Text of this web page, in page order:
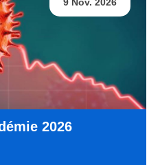
9 Nov. 2026
2026